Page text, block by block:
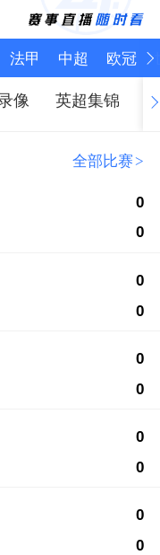
法甲 中超 欧冠
像 英超集锦
全部比赛>
0
0
0
0
0
0
0
0
0
0